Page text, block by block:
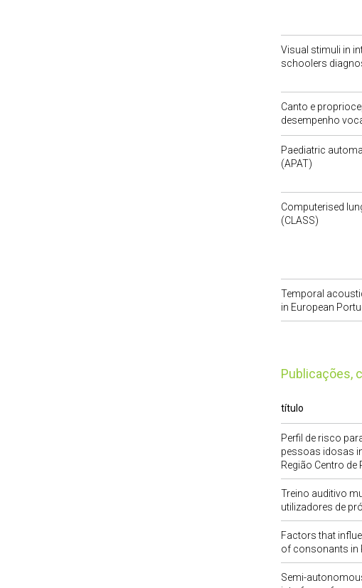
Visual stimuli in
schoolers
Canto e
desempenho
Paediatric
(APAT)
Computerised
(CLASS)
Temporal
in European
publicações,
título
Perfil de risco
pessoas idosas
Região Centro de
Treino auditivo
utilizadores de
Factors that
of consonants in
Semi-